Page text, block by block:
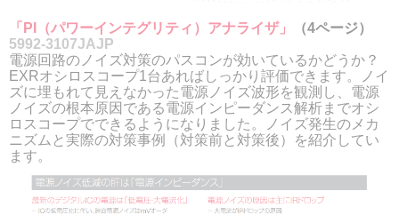
「PI（パワーインテグリティ）アナライザ」
（4ページ）
5992-3107JAJP
電源回路のノイズ対策のパスコンが効いているかどうか？
EXRオシロスコープ1台あればしっかり評価できます。ノイ
ズに埋もれて見えなかった電源ノイズ波形を観測し、電源
ノイズの根本原因である電源インピーダンス解析までオシ
ロスコープでできるようになりました。ノイズ発生のメカ
ニズムと実際の対策事例（対策前と対策後）を紹介してい
ます。